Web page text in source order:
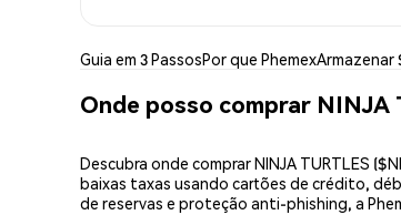
Guia em 3 PassosPor que PhemexArmazenar
Onde posso comprar NINJA
Descubra onde comprar NINJA TURTLES
baixas taxas usando cartões de crédito,
de reservas e proteção anti-phishing, a